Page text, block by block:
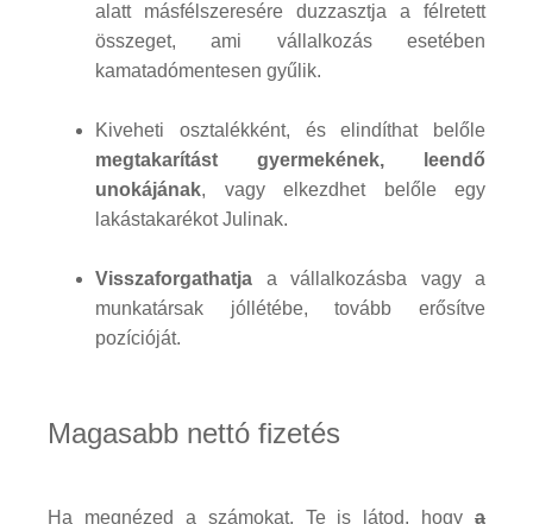
alatt másfélszeresére duzzasztja a félretett
összeget, ami vállalkozás esetében
kamatadómentesen gyűlik.
Kiveheti osztalékként, és elindíthat belőle
megtakarítást gyermekének, leendő
unokájának, vagy elkezdhet belőle egy
lakástakarékot Julinak.
Visszaforgathatja a vállalkozásba vagy a
munkatársak jóllétébe, tovább erősítve
pozícióját.
Magasabb nettó fizetés
Ha megnézed a számokat, Te is látod, hogy a